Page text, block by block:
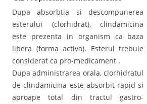
Dupa absorbtia si descompunerea
esterului (clorhidrat), clindamicina
este prezenta in organism ca baza
libera (forma activa). Esterul trebuie
considerat ca pro-medicament .
Dupa administrarea orala, clorhidratul
de clindamicina este absorbit rapid si
aproape total din tractul gastro-